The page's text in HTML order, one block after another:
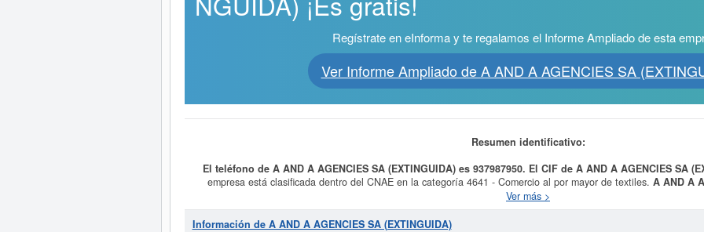
Regístrate en eInforma y te regalamos el Informe Ampliado de esta
Ver Informe Ampliado de A AND A AGENCIES SA
Resumen identificativo:
El teléfono de A AND A AGENCIES SA (EXTINGUIDA) es 937987950. El CIF de A AND A AGENCIES SA
empresa está clasificada dentro del CNAE en la categoría 4641 - Comercio al por mayor de textiles. A AND A
encuentra dentro de la clasificación SIC con el número 51310000. Se ha consultado esta ficha un total de 55
producido el 18/01/2017. Aquí mismo puede informarse de qué subvenciones puede solicitar esta empresa. El
mayor de 60.000 €. La empresaA AND A AGENCIES SA (EXTINGUIDA)
Ver más >
Información de A AND A AGENCIES SA (EXTINGUIDA)